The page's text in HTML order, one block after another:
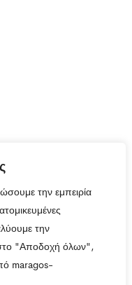
την εμπειρία
την
στο "Αποδοχή όλων",
maragos-